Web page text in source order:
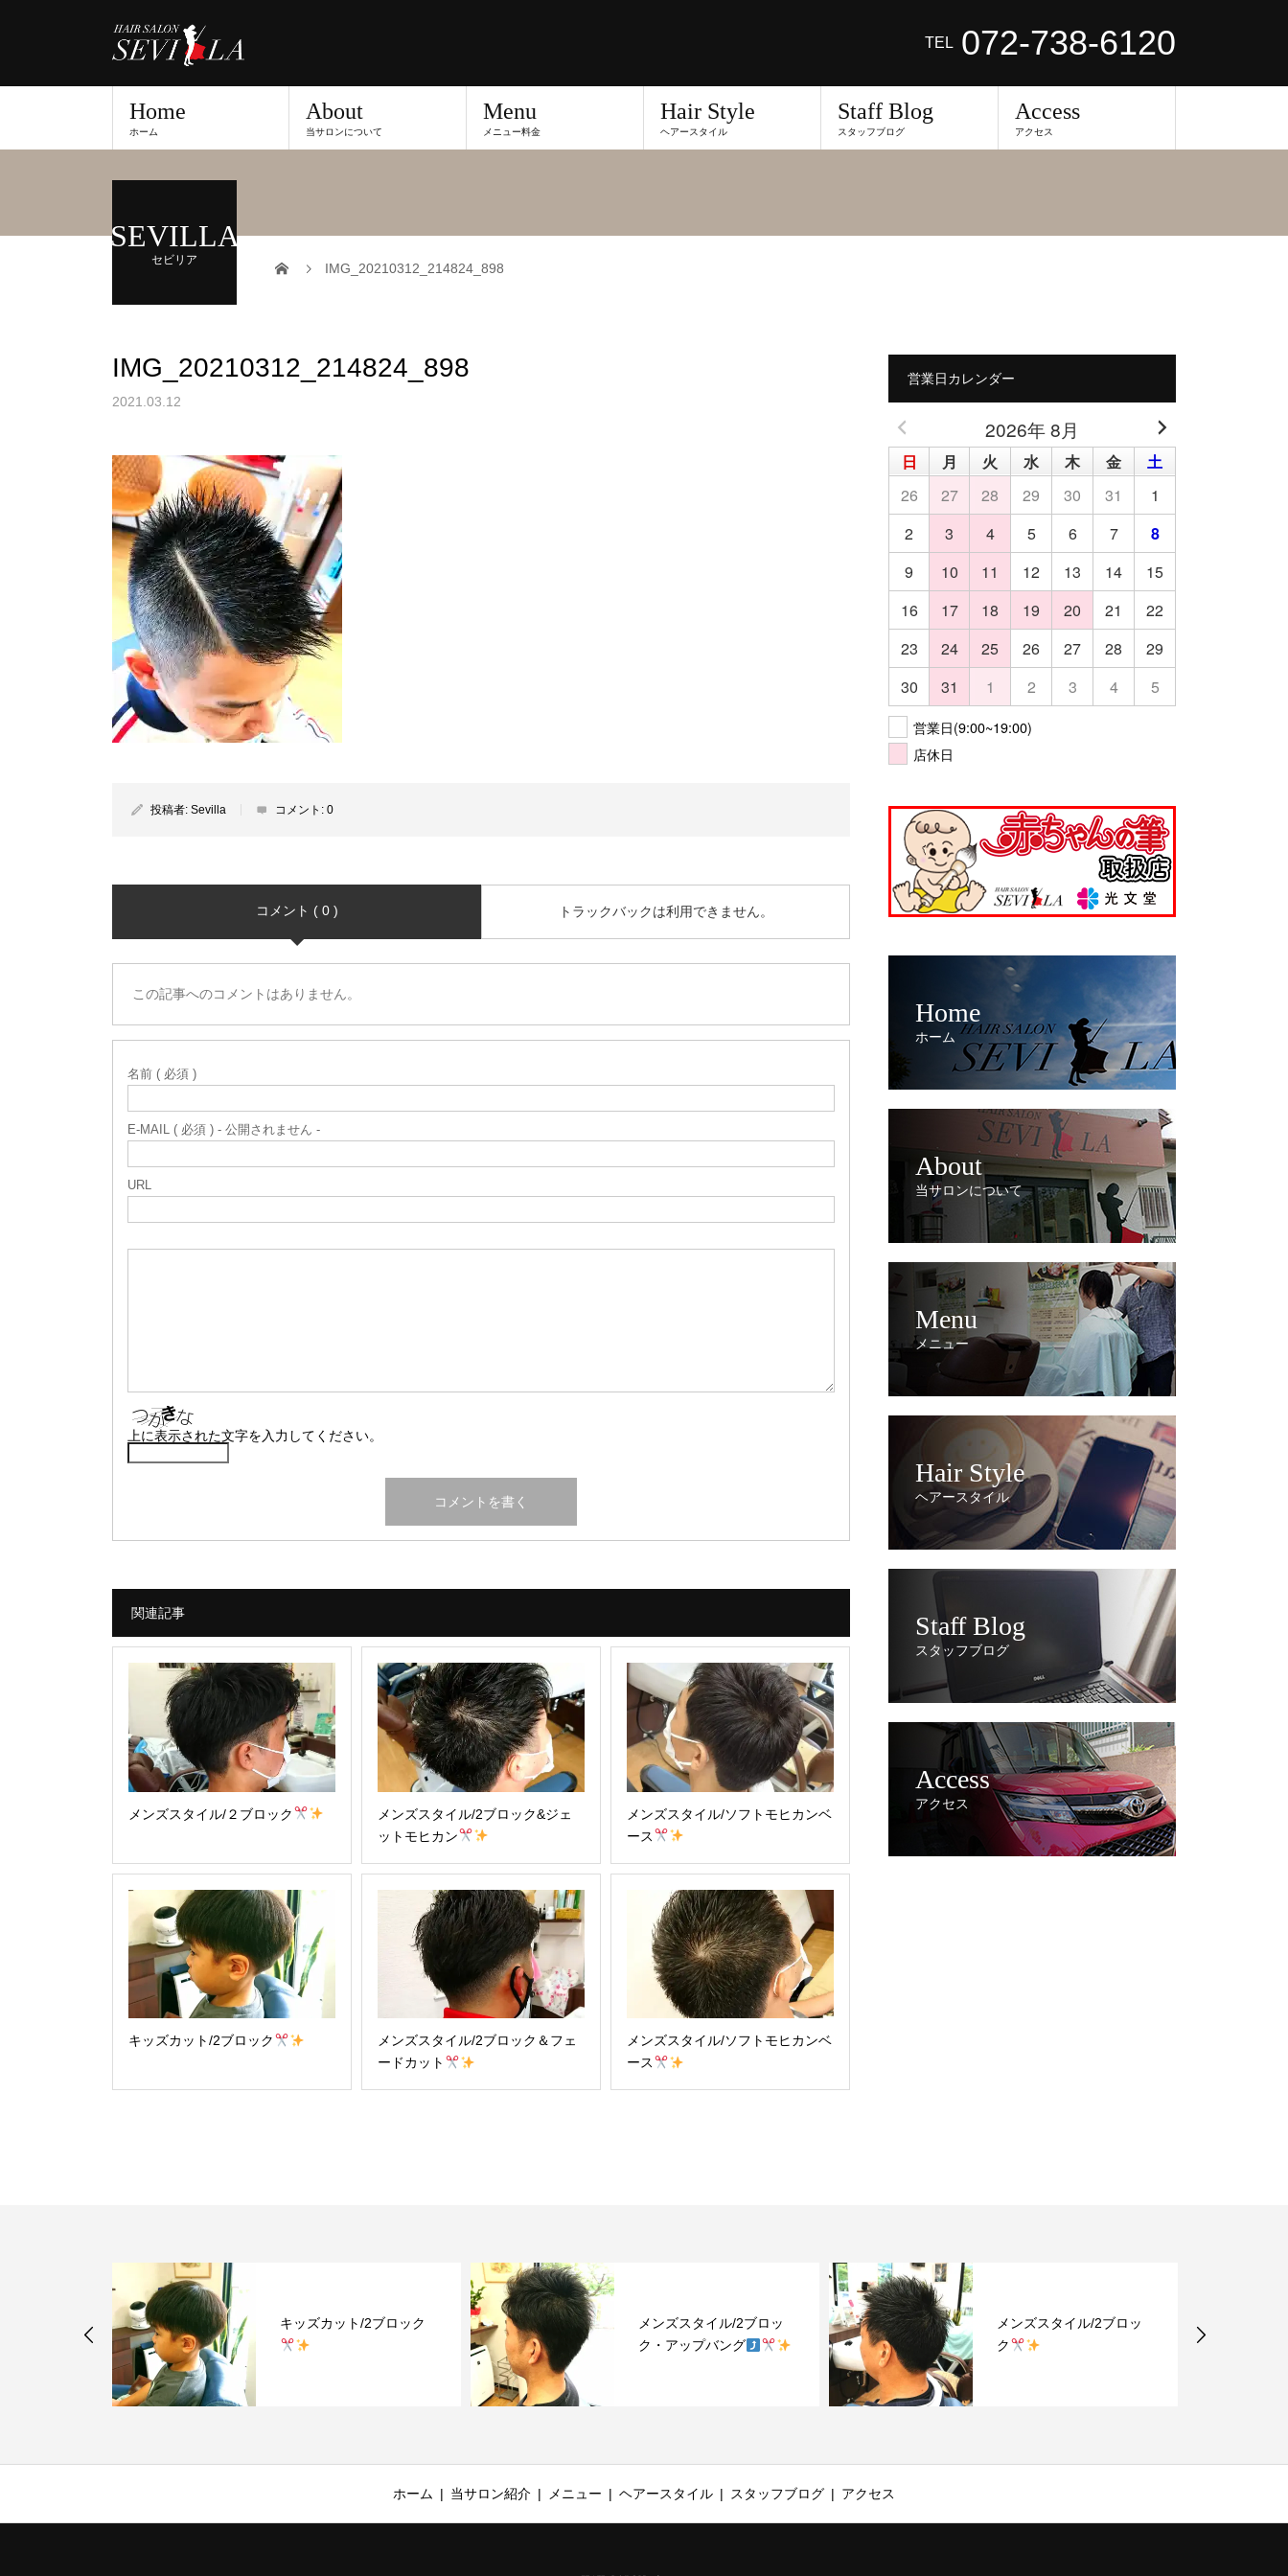
TEL 072-738-6120
Home
ホーム
About
当サロンについて
Menu
メニュー料金
Hair Style
ヘアースタイル
Staff Blog
スタッフブログ
Access
アクセス
SEVILLA
セビリア
IMG_20210312_214824_898
IMG_20210312_214824_898
2021.03.12
投稿者: Sevilla コメント: 0
コメント ( 0 ) トラックバックは利用できません。
この記事へのコメントはありません。
名前 ( 必須 )
E-MAIL ( 必須 ) - 公開されません -
URL
上に表示された文字を入力してください。
関連記事
メンズスタイル/２ブロック
メンズスタイル/2ブロック&ジェ
ットモヒカン
メンズスタイル/ソフトモヒカンベ
ース
キッズカット/2ブロック
メンズスタイル/2ブロック＆フェ
ードカット
メンズスタイル/ソフトモヒカンベ
ース
営業日カレンダー
2026年 8月
日 月 火 水 木 金
土
26
27 28 29 30 31
1
2
3 4 5 6 7
8
9
10 11 12 13 14
15
16
17 18 19 20 21
22
23
24 25 26 27 28
29
30
31 1 2 3 4 5
営業日(9:00~19:00)
店休日
Home
ホーム
About
当サロンについて
Menu
メニュー
Hair Style
ヘアースタイル
Staff Blog
スタッフブログ
Access
アクセス
キッズカット/2ブロック
メンズスタイル/2ブロッ
ク・アップバング
メンズスタイル/2ブロッ
ク
ホーム 当サロン紹介 メニュー ヘアースタイル スタッフブログ アクセス